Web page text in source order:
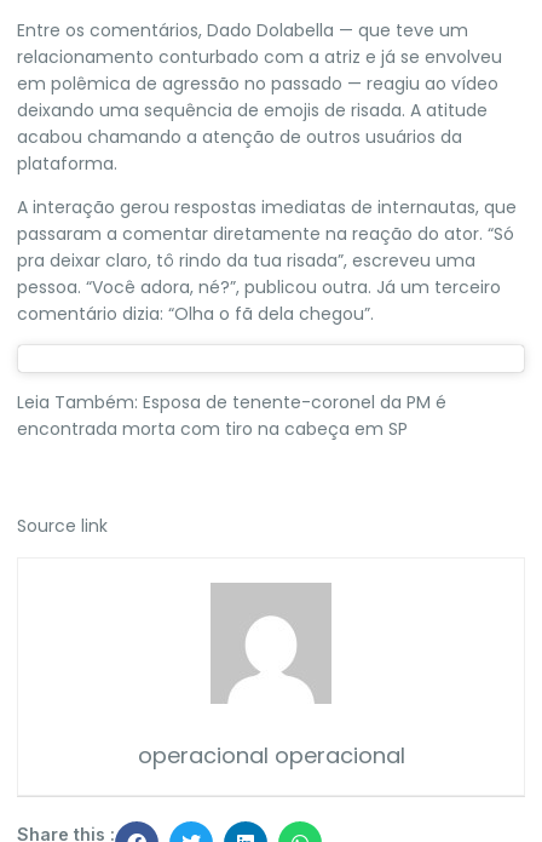
Entre os comentários, Dado Dolabella — que teve um
relacionamento conturbado com a atriz e já se envolveu
em polêmica de agressão no passado — reagiu ao vídeo
deixando uma sequência de emojis de risada. A atitude
acabou chamando a atenção de outros usuários da
plataforma.
A interação gerou respostas imediatas de internautas, que
passaram a comentar diretamente na reação do ator. “Só
pra deixar claro, tô rindo da tua risada”, escreveu uma
pessoa. “Você adora, né?”, publicou outra. Já um terceiro
comentário dizia: “Olha o fã dela chegou”.
Leia Também: Esposa de tenente-coronel da PM é
encontrada morta com tiro na cabeça em SP
Source link
operacional operacional
Share this :